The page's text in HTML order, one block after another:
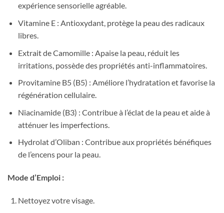
expérience sensorielle agréable.
Vitamine E : Antioxydant, protège la peau des radicaux
libres.
Extrait de Camomille : Apaise la peau, réduit les
irritations, possède des propriétés anti-inflammatoires.
Provitamine B5 (B5) : Améliore l’hydratation et favorise la
régénération cellulaire.
Niacinamide (B3) : Contribue à l’éclat de la peau et aide à
atténuer les imperfections.
Hydrolat d’Oliban : Contribue aux propriétés bénéfiques
de l’encens pour la peau.
Mode d’Emploi :
Nettoyez votre visage.